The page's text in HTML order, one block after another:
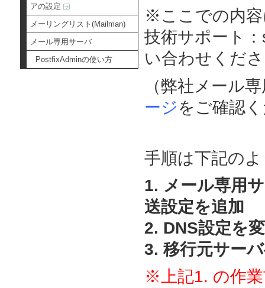
アの設定
メーリングリスト(Mailman)
メール専用サーバ
PostfixAdminの使い方
※ここでの内容
技術サポート
い合わせくだ
（弊社メール
ージをご確認
手順は下記の
1. メール専用
送設定を追加
2. DNS設定を
3. 移行元サー
※上記1. の作